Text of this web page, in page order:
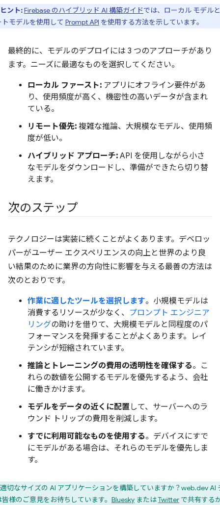
ヒント:Firebase のハイブリッド AI 構築ガイドでは、ローカル モデル
トモデルを使用して Prompt API を使用する方法を示しています。
最終的に、モデルのデプロイには 3 つのアプローチがあり
ます。ニーズに最適なものを選択してください。
ローカル ファースト: アプリにオフライン要件があ
り、使用頻度が高く、機密性の高いデータが含まれ
ている。
リモート優先: 複雑な推論、大規模なモデル、使用頻
度が低い。
ハイブリッド アプローチ: API を使用しながら小さ
なモデルをダウンロードし、準備ができたら切り替
えます。
次のステップ
テクノロジーは実装に続くことがよくあります。デベロッ
パーがユーザー エクスペリエンスの向上と世界のより良
い結果のために業界の方向性に影響を与える最善の方法は
次のとおりです。
作業に適したツールを選択します。小規模モデルは
消費するリソースが少なく、 プロンプト エンジニア
リングの助けを借りて、大規模モデルと同程度のパ
フォーマンスを発揮することがよくあります。レイ
テンシが短縮されています。
推論とトレーニングの費用の透明性を確保する。こ
れらの数値を公開するモデルを優先するよう、会社
に働きかけます。
モデルをデータの近くに配置して、サーバーへのラ
ウンド トリップの費用を削減します。
すでに利用可能なものを使用する。デバイスにすで
にモデルがある場合は、それらのモデルを優先しま
す。
適切なサイズの AI アプリケーションを構築していますか？web.dev AI
様のご意見をお待ちしています。 Bluesky またはTwitter で共有する